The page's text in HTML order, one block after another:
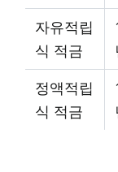
자유적립
식 적금
정액적립
식 적금